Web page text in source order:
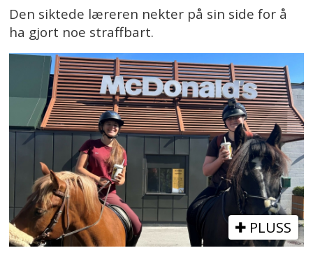
Den siktede læreren nekter på sin side for å
ha gjort noe straffbart.
PLUSS